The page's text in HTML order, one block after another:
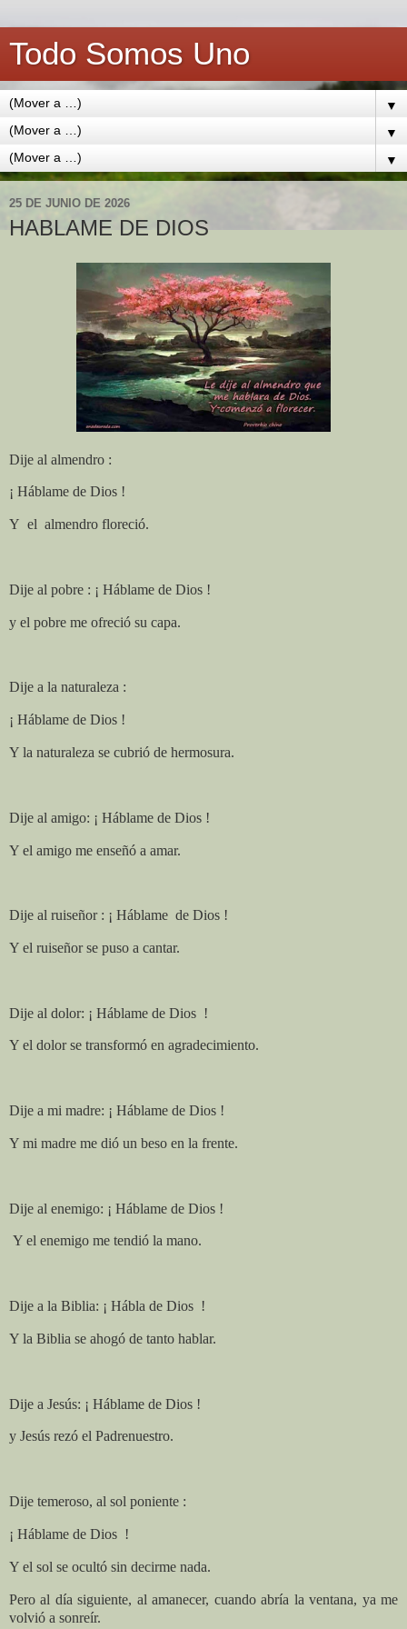
Todo Somos Uno
▼
▼
▼
25 DE JUNIO DE 2026
HABLAME DE DIOS
Dije al almendro :
¡ Háblame de Dios !
Y el almendro floreció.
Dije al pobre : ¡ Háblame de Dios !
y el pobre me ofreció su capa.
Dije a la naturaleza :
¡ Háblame de Dios !
Y la naturaleza se cubrió de hermosura.
Dije al amigo: ¡ Háblame de Dios !
Y el amigo me enseñó a amar.
Dije al ruiseñor : ¡ Háblame de Dios !
Y el ruiseñor se puso a cantar.
Dije al dolor: ¡ Háblame de Dios !
Y el dolor se transformó en agradecimiento.
Dije a mi madre: ¡ Háblame de Dios !
Y mi madre me dió un beso en la frente.
Dije al enemigo: ¡ Háblame de Dios !
Y el enemigo me tendió la mano.
Dije a la Biblia: ¡ Hábla de Dios !
Y la Biblia se ahogó de tanto hablar.
Dije a Jesús: ¡ Háblame de Dios !
y Jesús rezó el Padrenuestro.
Dije temeroso, al sol poniente :
¡ Háblame de Dios !
Y el sol se ocultó sin decirme nada.
Pero al día siguiente, al amanecer, cuando abría la ventana, ya me
volvió a sonreír.